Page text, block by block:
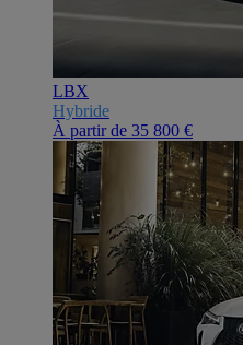
LBX
Hybride
À partir de 35 800 €